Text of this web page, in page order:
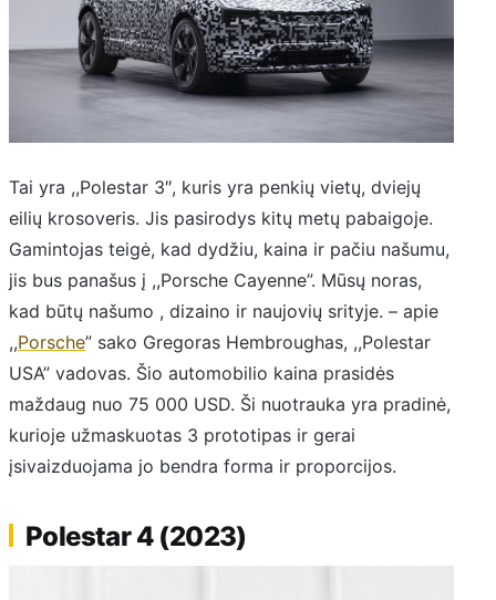
Tai yra ,,Polestar 3″, kuris yra penkių vietų, dviejų
eilių krosoveris. Jis pasirodys kitų metų pabaigoje.
Gamintojas teigė, kad dydžiu, kaina ir pačiu našumu,
jis bus panašus į ,,Porsche Cayenne”. Mūsų noras,
kad būtų našumo , dizaino ir naujovių srityje. – apie
,,Porsche” sako Gregoras Hembroughas, ,,Polestar
USA” vadovas. Šio automobilio kaina prasidės
maždaug nuo 75 000 USD. Ši nuotrauka yra pradinė,
kurioje užmaskuotas 3 prototipas ir gerai
įsivaizduojama jo bendra forma ir proporcijos.
Polestar 4 (2023)